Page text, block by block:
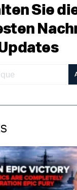
Sie